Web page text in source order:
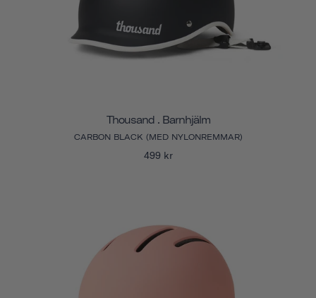
Thousand . Barnhjälm
CARBON BLACK (MED NYLONREMMAR)
499 kr